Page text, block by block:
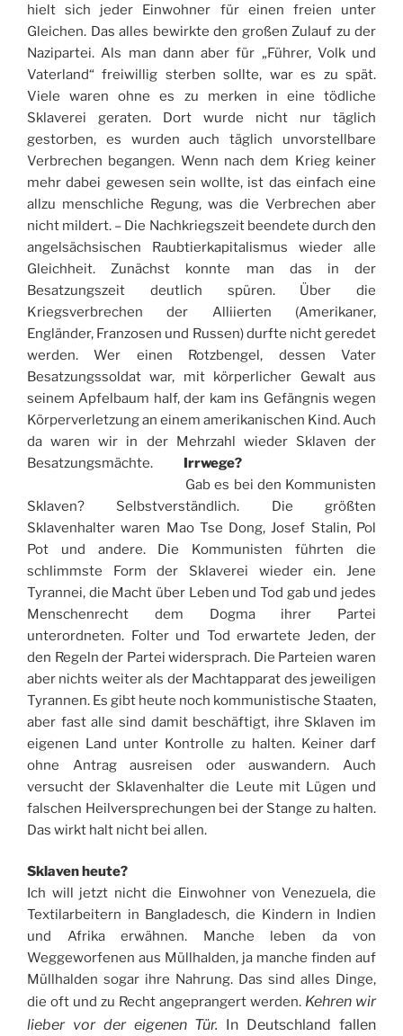
hielt sich jeder Einwohner für einen freien unter
Gleichen. Das alles bewirkte den großen Zulauf zu der
Nazipartei. Als man dann aber für „Führer, Volk und
Vaterland“ freiwillig sterben sollte, war es zu spät.
Viele waren ohne es zu merken in eine tödliche
Sklaverei geraten. Dort wurde nicht nur täglich
gestorben, es wurden auch täglich unvorstellbare
Verbrechen begangen. Wenn nach dem Krieg keiner
mehr dabei gewesen sein wollte, ist das einfach eine
allzu menschliche Regung, was die Verbrechen aber
nicht mildert. – Die Nachkriegszeit beendete durch den
angelsächsischen Raubtierkapitalismus wieder alle
Gleichheit. Zunächst konnte man das in der
Besatzungszeit deutlich spüren. Über die
Kriegsverbrechen der Alliierten (Amerikaner,
Engländer, Franzosen und Russen) durfte nicht geredet
werden. Wer einen Rotzbengel, dessen Vater
Besatzungssoldat war, mit körperlicher Gewalt aus
seinem Apfelbaum half, der kam ins Gefängnis wegen
Körperverletzung an einem amerikanischen Kind. Auch
da waren wir in der Mehrzahl wieder Sklaven der
Besatzungsmächte. Irrwege?
Gab es bei den Kommunisten
Sklaven? Selbstverständlich. Die größten
Sklavenhalter waren Mao Tse Dong, Josef Stalin, Pol
Pot und andere. Die Kommunisten führten die
schlimmste Form der Sklaverei wieder ein. Jene
Tyrannei, die Macht über Leben und Tod gab und jedes
Menschenrecht dem Dogma ihrer Partei
unterordneten. Folter und Tod erwartete Jeden, der
den Regeln der Partei widersprach. Die Parteien waren
aber nichts weiter als der Machtapparat des jeweiligen
Tyrannen. Es gibt heute noch kommunistische Staaten,
aber fast alle sind damit beschäftigt, ihre Sklaven im
eigenen Land unter Kontrolle zu halten. Keiner darf
ohne Antrag ausreisen oder auswandern. Auch
versucht der Sklavenhalter die Leute mit Lügen und
falschen Heilversprechungen bei der Stange zu halten.
Das wirkt halt nicht bei allen.
Sklaven heute?
Ich will jetzt nicht die Einwohner von Venezuela, die
Textilarbeitern in Bangladesch, die Kindern in Indien
und Afrika erwähnen. Manche leben da von
Weggeworfenen aus Müllhalden, ja manche finden auf
Müllhalden sogar ihre Nahrung. Das sind alles Dinge,
die oft und zu Recht angeprangert werden. Kehren wir
lieber vor der eigenen Tür. In Deutschland fallen